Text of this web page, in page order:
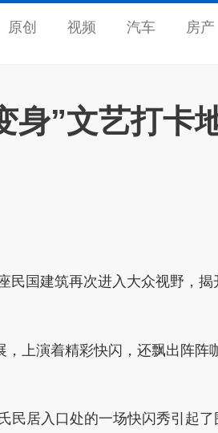
原创 视频 汽车 房产
身”文艺打卡
民国建筑再次进入大众视野，揭
上演着精彩快闪，还飘出阵阵
居入口处的一场快闪秀引起了